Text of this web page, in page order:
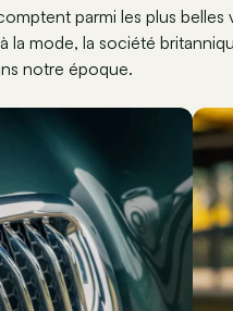
parmi les plus
la mode, la société
notre époque.